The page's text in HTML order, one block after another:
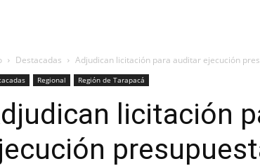
Destacadas Adjudican licitación para auditar ejecución
Regional Región de Tarapacá
licitación